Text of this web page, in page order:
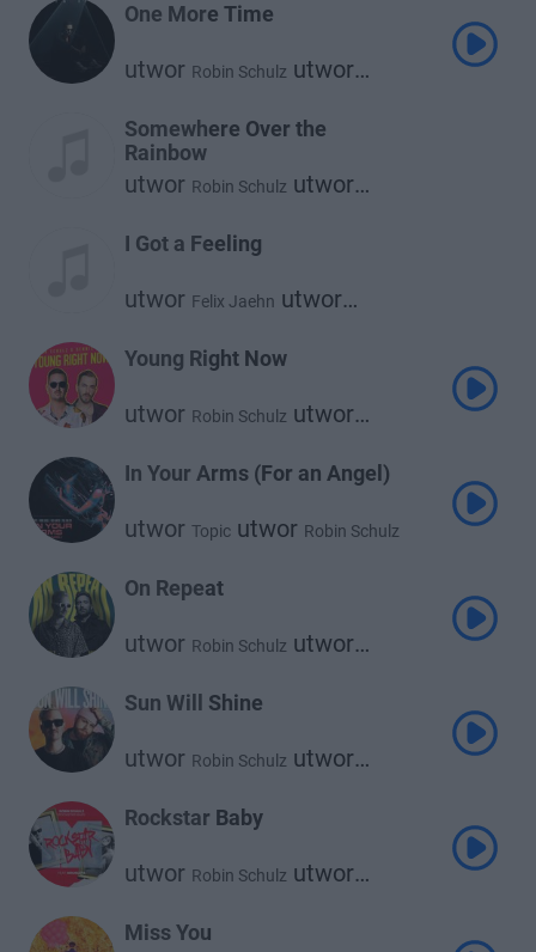
One More Time
utwor Robin Schulz utwor
Somewhere Over the
Rainbow
utwor Robin Schulz utwor
Israel Kamakawiwo'ole
I Got a Feeling
utwor Felix Jaehn utwor
Young Right Now
utwor Robin Schulz utwor
In Your Arms (For an Angel)
utwor Topic utwor Robin Schulz
Paul Van Dyk
On Repeat
utwor Robin Schulz utwor
Sun Will Shine
utwor Robin Schulz utwor
Rockstar Baby
utwor Robin Schulz utwor
Miss You